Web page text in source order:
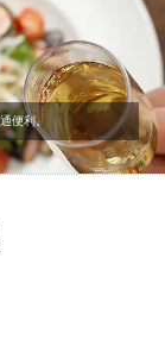
便利。